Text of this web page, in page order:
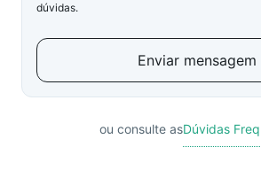
dúvidas.
Enviar mensagem
ou consulte asDúvidas